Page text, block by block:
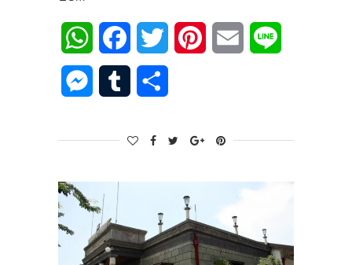
WhatsAppFacebookTwitter PinterestEmail
Messenger
Tumblr